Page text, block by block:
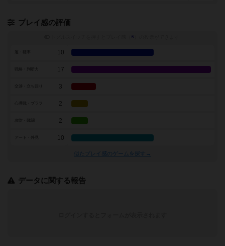
プレイ感の評価
※
10
戦略・判断力 17
3
2
2
アート・外見 10
似たプレイ感のゲームを探す→
データに関する報告